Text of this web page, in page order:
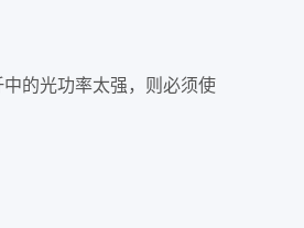
的光功率太强，则必须使